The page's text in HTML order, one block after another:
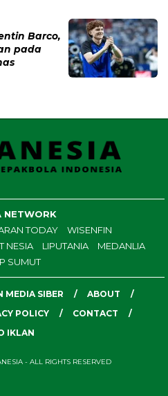
Barco,
pada
NETWORK
TODAY
WISENFIN
NESIA LIPUTANIA
MEDANLIA
SUMUT
MEDIA SIBER
ABOUT
POLICY
CONTACT
IKLAN
- ALL RIGHTS RESERVED